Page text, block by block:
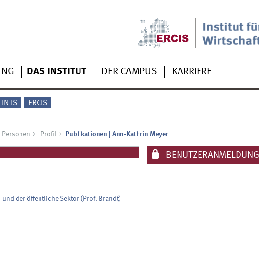
DAS INSTITUT DER CAMPUS KARRIERE
IN IS ERCIS
Personen Profil Publikationen | Ann-Kathrin Meyer
der öffentliche Sektor (Prof. Brandt)
BENUTZERANMELDUNG